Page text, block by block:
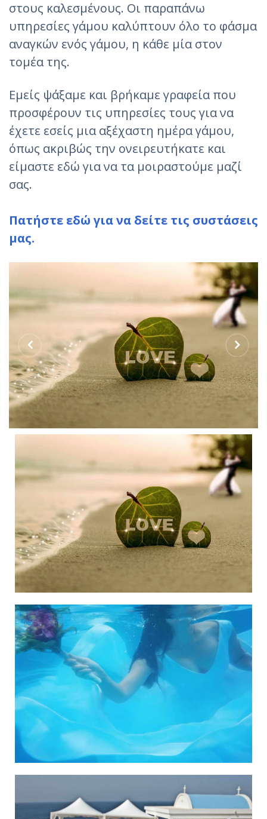
στους καλεσμένους. Οι παραπάνω
υπηρεσίες γάμου καλύπτουν όλο το φάσμα
αναγκών ενός γάμου, η κάθε μία στον
τομέα της.
Εμείς ψάξαμε και βρήκαμε γραφεία που
προσφέρουν τις υπηρεσίες τους για να
έχετε εσείς μια αξέχαστη ημέρα γάμου,
όπως ακριβώς την ονειρευτήκατε και
είμαστε εδώ για να τα μοιραστούμε μαζί
σας.
Πατήστε εδώ για να δείτε τις συστάσεις
μας.